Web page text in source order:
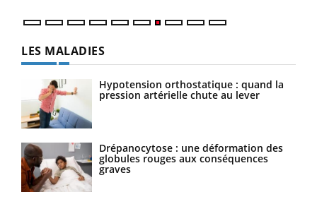
LES MALADIES
Hypotension orthostatique : quand la
pression artérielle chute au lever
Drépanocytose : une déformation des
globules rouges aux conséquences
graves